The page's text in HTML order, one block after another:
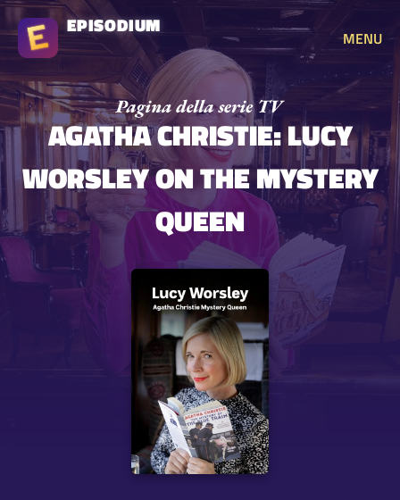
EPISODIUM
MENU
AGATHA CHRISTIE: LUCY
WORSLEY ON THE MYSTERY
QUEEN